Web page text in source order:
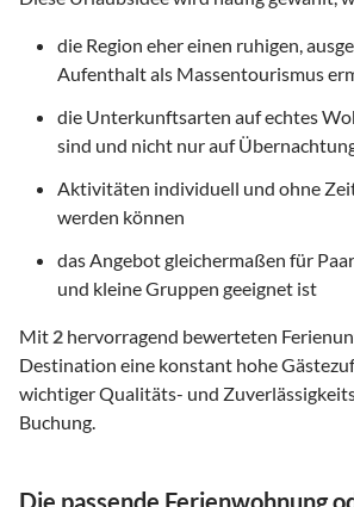
die Region eher einen ruhigen,
Aufenthalt als Massentourismus
die Unterkunftsarten auf echtes
sind und nicht nur auf
Aktivitäten individuell und ohne
werden können
das Angebot gleichermaßen für
und kleine Gruppen geeignet ist
Mit 2 hervorragend bewerteten
Destination eine konstant hohe
wichtiger Qualitäts- und
Buchung.
Die passende Ferienwohnung